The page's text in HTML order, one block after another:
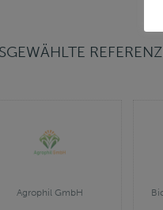
Agrophil GmbH